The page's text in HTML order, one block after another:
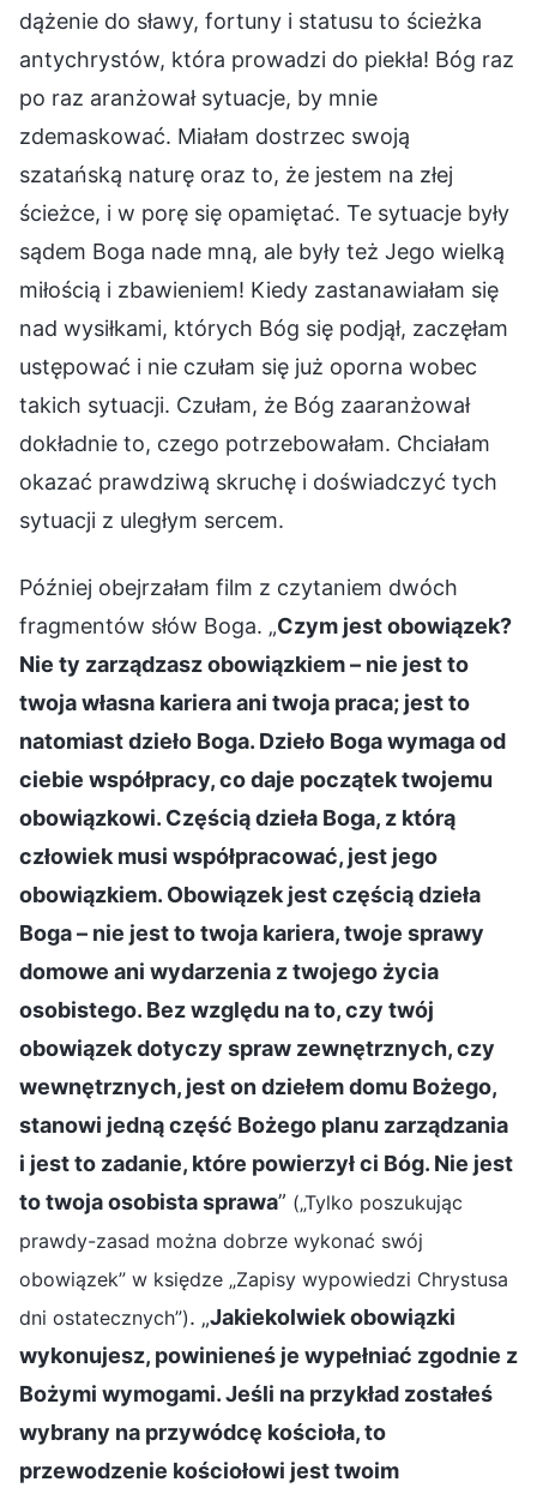
dążenie do sławy, fortuny i statusu to ścieżka
antychrystów, która prowadzi do piekła! Bóg raz
po raz aranżował sytuacje, by mnie
zdemaskować. Miałam dostrzec swoją
szatańską naturę oraz to, że jestem na złej
ścieżce, i w porę się opamiętać. Te sytuacje były
sądem Boga nade mną, ale były też Jego wielką
miłością i zbawieniem! Kiedy zastanawiałam się
nad wysiłkami, których Bóg się podjął, zaczęłam
ustępować i nie czułam się już oporna wobec
takich sytuacji. Czułam, że Bóg zaaranżował
dokładnie to, czego potrzebowałam. Chciałam
okazać prawdziwą skruchę i doświadczyć tych
sytuacji z uległym sercem.
Później obejrzałam film z czytaniem dwóch
fragmentów słów Boga. „Czym jest obowiązek?
Nie ty zarządzasz obowiązkiem – nie jest to
twoja własna kariera ani twoja praca; jest to
natomiast dzieło Boga. Dzieło Boga wymaga od
ciebie współpracy, co daje początek twojemu
obowiązkowi. Częścią dzieła Boga, z którą
człowiek musi współpracować, jest jego
obowiązkiem. Obowiązek jest częścią dzieła
Boga – nie jest to twoja kariera, twoje sprawy
domowe ani wydarzenia z twojego życia
osobistego. Bez względu na to, czy twój
obowiązek dotyczy spraw zewnętrznych, czy
wewnętrznych, jest on dziełem domu Bożego,
stanowi jedną część Bożego planu zarządzania
i jest to zadanie, które powierzył ci Bóg. Nie jest
to twoja osobista sprawa” („Tylko poszukując
prawdy-zasad można dobrze wykonać swój
obowiązek” w księdze „Zapisy wypowiedzi Chrystusa
dni ostatecznych”). „Jakiekolwiek obowiązki
wykonujesz, powinieneś je wypełniać zgodnie z
Bożymi wymogami. Jeśli na przykład zostałeś
wybrany na przywódcę kościoła, to
przewodzenie kościołowi jest twoim